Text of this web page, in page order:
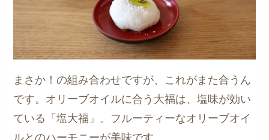
まさか！の組み合わせですが、これがまた合うん
です。オリーブオイルに合う大福は、塩味が効い
ている「塩大福」。フルーティーなオリーブオイ
ルとのハーモニーが美味です。